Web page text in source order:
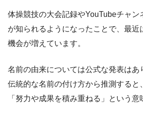
体操競技の大会記録やYouTubeチャン
が知られるようになったことで、最近
機会が増えています。
名前の由来については公式な発表はあ
伝統的な名前の付け方から推測すると
「努力や成果を積み重ねる」という意